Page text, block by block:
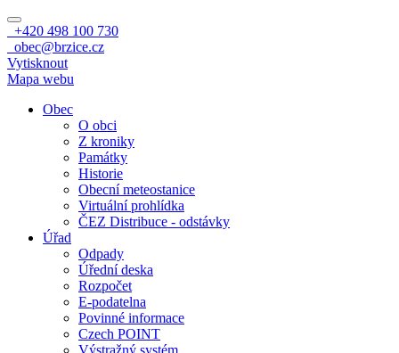
+420 498 100 730
obec@brzice.cz
Vytisknout
Mapa webu
Obec
O obci
Z kroniky
Památky
Historie
Obecní meteostanice
Virtuální prohlídka
ČEZ Distribuce - odstávky
Úřad
Odpady
Úřední deska
Rozpočet
E-podatelna
Povinné informace
Czech POINT
Výstražný systém